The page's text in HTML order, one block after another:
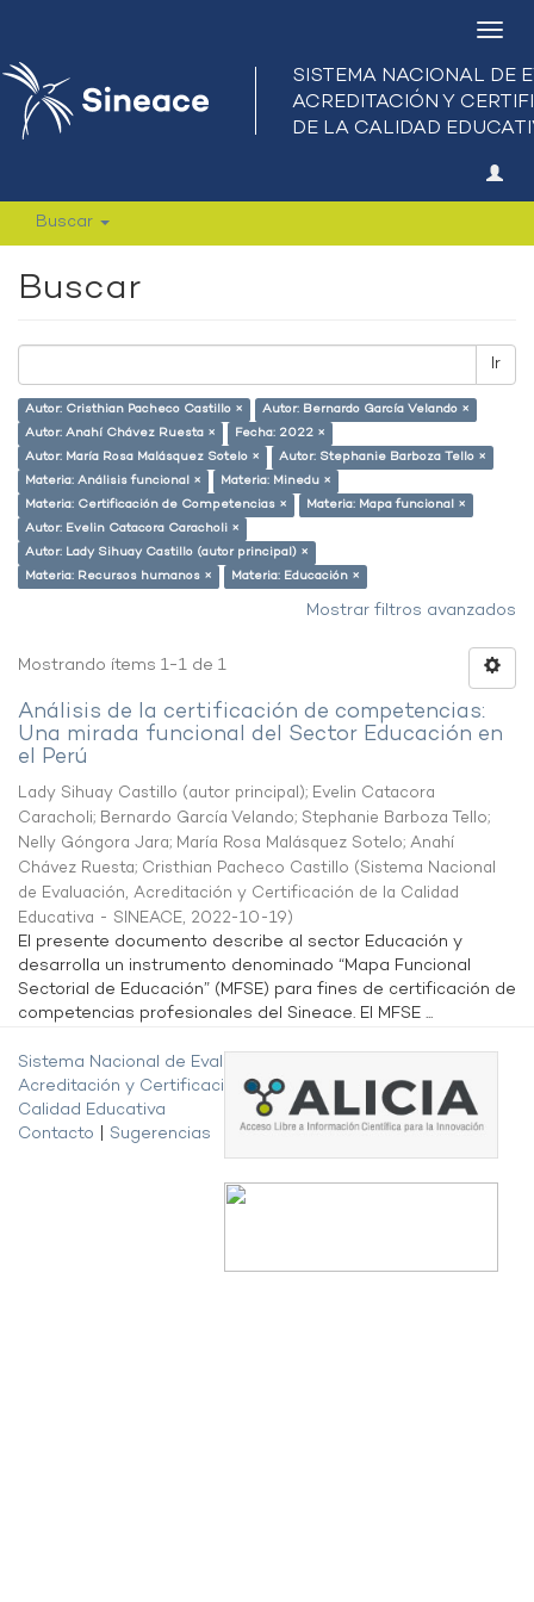
Buscar
Buscar
Ir
Autor: Cristhian Pacheco Castillo ×
Autor: Bernardo García Velando ×
Autor: Anahí Chávez Ruesta ×
Fecha: 2022 ×
Autor: María Rosa Malásquez Sotelo ×
Autor: Stephanie Barboza Tello ×
Materia: Análisis funcional ×
Materia: Minedu ×
Materia: Certificación de Competencias ×
Materia: Mapa funcional ×
Autor: Evelin Catacora Caracholi ×
Autor: Lady Sihuay Castillo (autor principal) ×
Materia: Recursos humanos ×
Materia: Educación ×
Mostrar filtros avanzados
Mostrando ítems 1-1 de 1
Análisis de la certificación de competencias:
Una mirada funcional del Sector Educación en
el Perú
Lady Sihuay Castillo (autor principal); Evelin Catacora
Caracholi; Bernardo García Velando; Stephanie Barboza Tello;
Nelly Góngora Jara; María Rosa Malásquez Sotelo; Anahí
Chávez Ruesta; Cristhian Pacheco Castillo (Sistema Nacional
de Evaluación, Acreditación y Certificación de la Calidad
Educativa - SINEACE, 2022-10-19)
El presente documento describe al sector Educación y
desarrolla un instrumento denominado “Mapa Funcional
Sectorial de Educación” (MFSE) para fines de certificación de
competencias profesionales del Sineace. El MFSE ...
Sistema Nacional de Evaluación,
Acreditación y Certificación de la
Calidad Educativa
Contacto
Sugerencias